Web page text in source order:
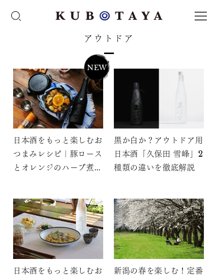
アウトドア
NEW
日本酒をもっと楽しむお
つまみレシピ｜豚ロース
とオレンジのハーブ煮込
黒か白か？アウトドア用
日本酒「久保田 雪峰」2
種類の違いを徹底解説
日本酒をもっと楽しむお
新潟の春を楽しむ！定番